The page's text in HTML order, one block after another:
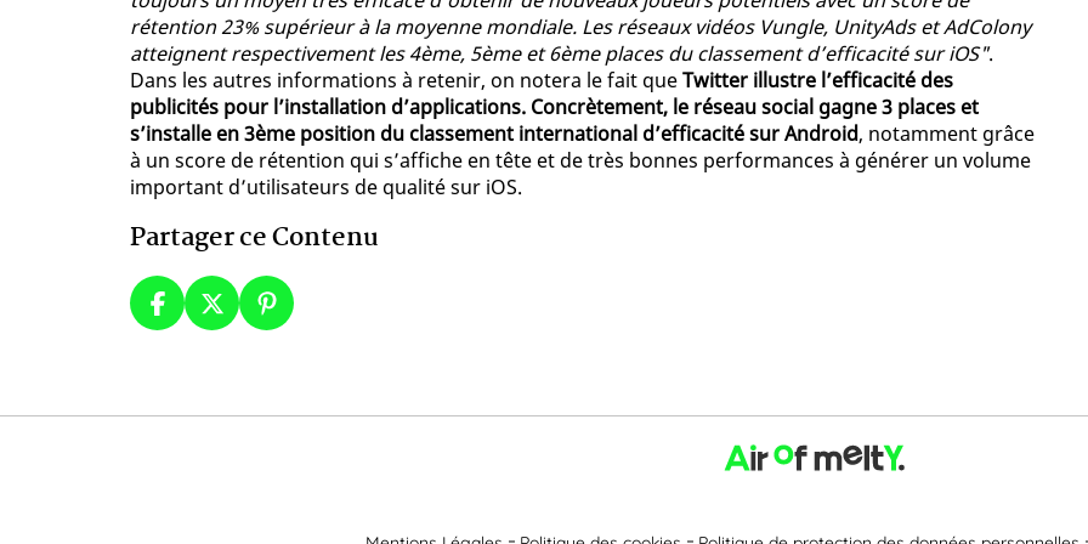
rétention 23% supérieur à la moyenne mondiale. Les réseaux vidéos Vungle, UnityAds et AdColony
atteignent respectivement les 4ème, 5ème et 6ème places du classement d’efficacité sur iOS".
Dans les autres informations à retenir, on notera le fait queTwitter illustre l’efficacité des
publicités pour l’installation d’applications. Concrètement, le réseau social gagne 3 places et
s’installe en 3ème position du classement international d’efficacité sur Android, notamment grâce
à un score de rétention qui s’affiche en tête et de très bonnes performances à générer un volume
important d’utilisateurs de qualité sur iOS.
Partager ce Contenu